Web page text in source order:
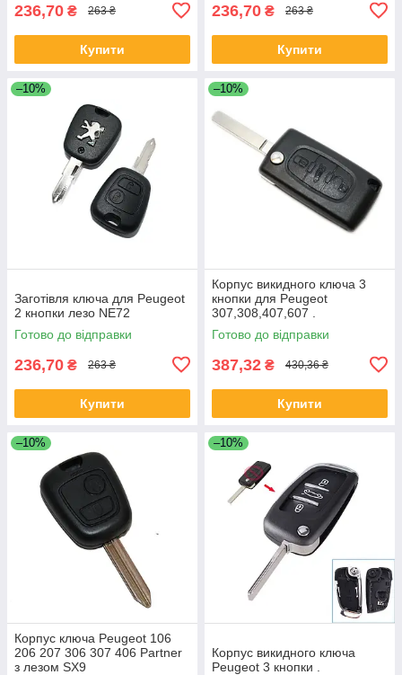
236,70 ₴ 263 ₴
Купити
236,70 ₴ 263 ₴
Купити
–10%
Заготівля ключа для Peugeot
2 кнопки лезо NE72
Готово до відправки
236,70 ₴ 263 ₴
Купити
–10%
Корпус викидного ключа 3
кнопки для Peugeot
307,308,407,607 .
Готово до відправки
387,32 ₴ 430,36 ₴
Купити
–10%
Корпус ключа Peugeot 106
206 207 306 307 406 Partner
з лезом SX9
–10%
Корпус викидного ключа
Peugeot 3 кнопки .